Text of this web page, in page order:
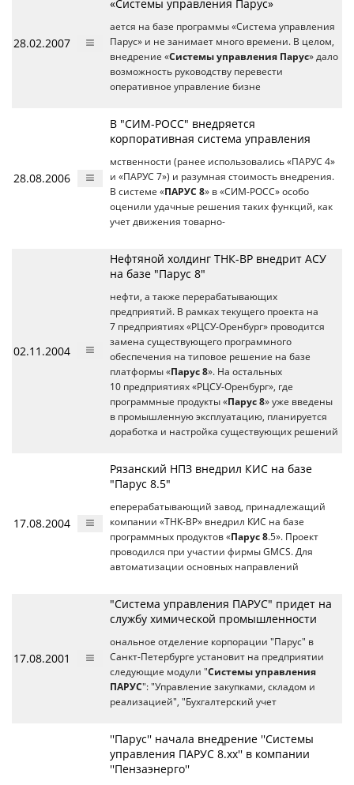
28.02.2007
«Системы управления Парус»
ается на базе программы «Система управления
Парус» и не занимает много времени. В целом,
внедрение «Системы управления Парус» дало
возможность руководству перевести
оперативное управление бизне
28.08.2006
В "СИМ-РОСС" внедряется
корпоративная система управления
мственности (ранее использовались «ПАРУС 4»
и «ПАРУС 7») и разумная стоимость внедрения.
В системе «ПАРУС 8» в «СИМ-РОСС» особо
оценили удачные решения таких функций, как
учет движения товарно-
02.11.2004
Нефтяной холдинг ТНК-ВР внедрит АСУ
на базе "Парус 8"
нефти, а также перерабатывающих
предприятий. В рамках текущего проекта на
7 предприятиях «РЦСУ-Оренбург» проводится
замена существующего программного
обеспечения на типовое решение на базе
платформы «Парус 8». На остальных
10 предприятиях «РЦСУ-Оренбург», где
программные продукты «Парус 8» уже введены
в промышленную эксплуатацию, планируется
доработка и настройка существующих решений
17.08.2004
Рязанский НПЗ внедрил КИС на базе
"Парус 8.5"
еперерабатывающий завод, принадлежащий
компании «ТНК-BP» внедрил КИС на базе
программных продуктов «Парус 8.5». Проект
проводился при участии фирмы GMCS. Для
автоматизации основных направлений
17.08.2001
"Система управления ПАРУС" придет на
службу химической промышленности
ональное отделение корпорации "Парус" в
Санкт-Петербурге установит на предприятии
следующие модули "Системы управления
ПАРУС": "Управление закупками, складом и
реализацией", "Бухгалтерский учет
''Парус'' начала внедрение ''Системы
управления ПАРУС 8.хх'' в компании
''Пензаэнерго''